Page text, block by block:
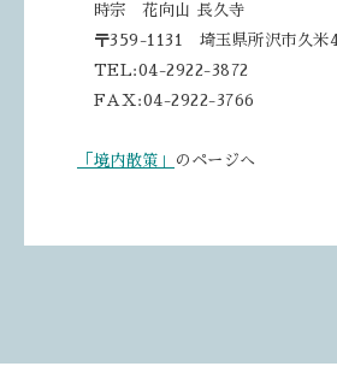
時宗 花向山 長久寺
〒359-1131 埼玉県所沢市久米
TEL:04-2922-3872
FAX:04-2922-3766
「境内散策」 のページへ